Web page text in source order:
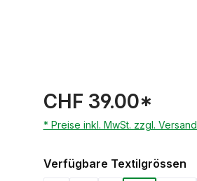
CHF 39.00*
* Preise inkl. MwSt. zzgl.
Verfügbare Textilgrössen